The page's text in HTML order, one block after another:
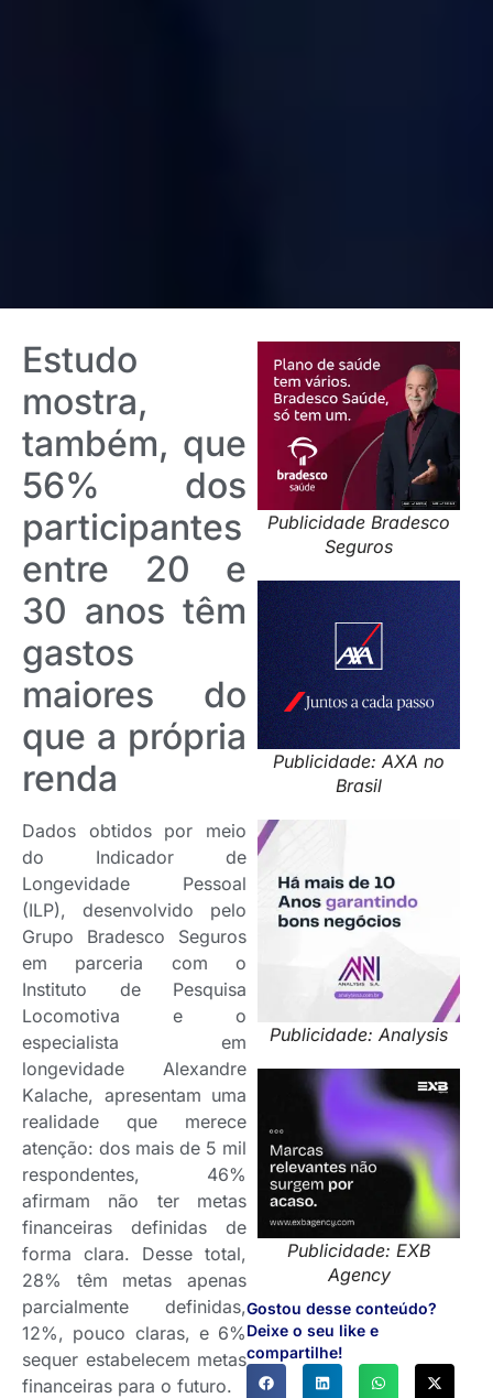
Publicidade Bradesco
Seguros
Publicidade: AXA no
Brasil
Publicidade: Analysis
Publicidade: EXB
Agency
Gostou desse conteúdo?
Deixe o seu like e
compartilhe!
Estudo
mostra,
também, que
56% dos
participantes
entre 20 e
30 anos têm
gastos
maiores do
que a própria
renda
Dados obtidos por meio
do Indicador de
Longevidade Pessoal
(ILP), desenvolvido pelo
Grupo Bradesco Seguros
em parceria com o
Instituto de Pesquisa
Locomotiva e o
especialista em
longevidade Alexandre
Kalache, apresentam uma
realidade que merece
atenção: dos mais de 5 mil
respondentes, 46%
afirmam não ter metas
financeiras definidas de
forma clara. Desse total,
28% têm metas apenas
parcialmente definidas,
12%, pouco claras, e 6%
sequer estabelecem metas
financeiras para o futuro.